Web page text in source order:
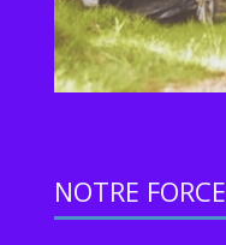
NOTRE FORCE